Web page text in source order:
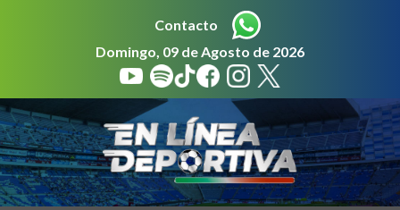
Contacto
Domingo, 09 de Agosto de 2026